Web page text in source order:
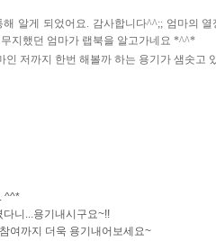
알게 되었어요. 감사합니다^^;; 엄마의
지했던 엄마가 랩북을 알고가네요 *^^*
인 저까지 한번 해볼까 하는 용기가 샘솟고
^^*
니...용기내시구요~!!
여까지 더욱 용기내어보세요~